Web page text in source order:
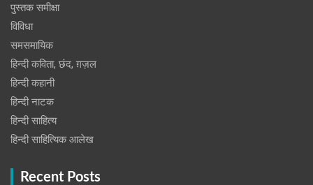
पुस्‍तक समीक्षा
विविधा
समसमायिक
हिन्दी कविता, छंद, ग़ज़ल
हिन्दी कहानी
हिन्‍दी नाटक
हिन्दी साहित्य
हिन्दी साहित्यिक आलेख
Recent Posts